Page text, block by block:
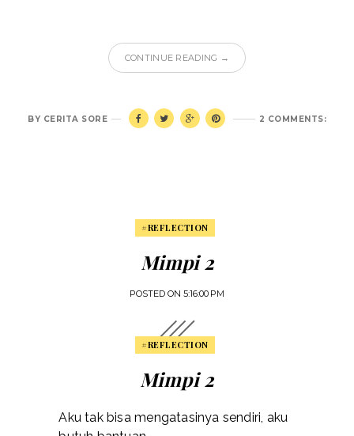
CONTINUE READING →
2 COMMENTS:
BY CERITA SORE
#REFLECTION
Mimpi 2
POSTED ON 5:16:00 PM
#REFLECTION
Mimpi 2
Aku tak bisa mengatasinya sendiri, aku